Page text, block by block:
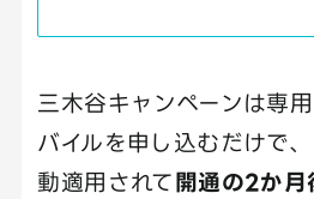
三木谷キャンペーンは専
バイルを申し込むだけで
動適用されて 開通の2か月